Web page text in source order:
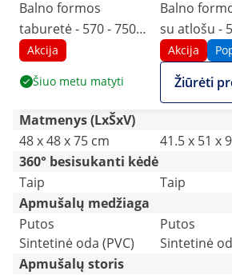
Balno formos
taburetė - 570 - 750
mm - 150 kg - tamsiai
Akcija
Šiuo metu matyti
Balno
su atlošu -
mm - 150
Akcija
Žiūrėti
Matmenys (LxŠxV)
48 x 48 x 75 cm
41.5 x 51 x
360° besisukanti kėdė
Taip
Taip
Apmušalų medžiaga
Putos
Sintetinė oda (PVC)
Putos
Sintetinė
Apmušalų storis